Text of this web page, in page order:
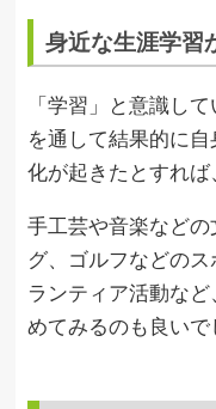
身近な生涯学習
「学習」と意識し
を通して結果的に
化が起きたとすれば
手工芸や音楽など
グ、ゴルフなどの
ランティア活動な
めてみるのも良いで